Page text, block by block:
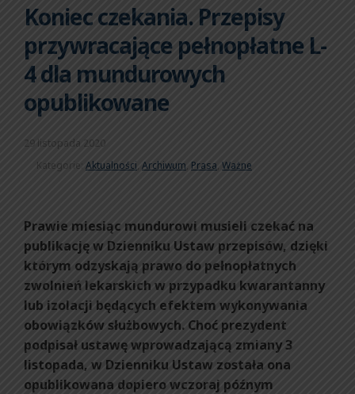
Koniec czekania. Przepisy
przywracające pełnopłatne L-
4 dla mundurowych
opublikowane
29 listopada 2020
Kategorie: Aktualności, Archiwum, Prasa, Ważne
Prawie miesiąc mundurowi musieli czekać na
publikację w Dzienniku Ustaw przepisów, dzięki
którym odzyskają prawo do pełnopłatnych
zwolnień lekarskich w przypadku kwarantanny
lub izolacji będących efektem wykonywania
obowiązków służbowych. Choć prezydent
podpisał ustawę wprowadzającą zmiany 3
listopada, w Dzienniku Ustaw została ona
opublikowana dopiero wczoraj późnym